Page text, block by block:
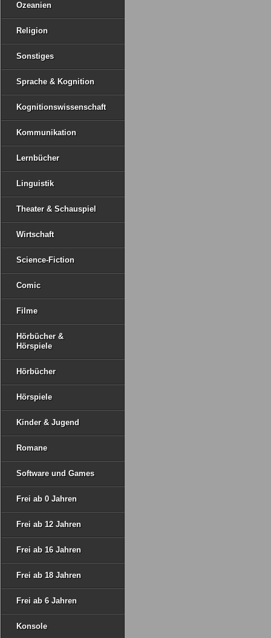
Ozeanien
Religion
Sonstiges
Sprache & Kognition
Kognitionswissenschaft
Kommunikation
Lernbücher
Linguistik
Theater & Schauspiel
Wirtschaft
Science-Fiction
Comic
Filme
Hörbücher &
Hörspiele
Hörbücher
Hörspiele
Kinder & Jugend
Romane
Software und Games
Frei ab 0 Jahren
Frei ab 12 Jahren
Frei ab 16 Jahren
Frei ab 18 Jahren
Frei ab 6 Jahren
Konsole